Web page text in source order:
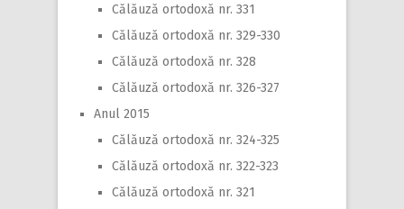
Călăuză ortodoxă nr. 331
Călăuză ortodoxă nr. 329-330
Călăuză ortodoxă nr. 328
Călăuză ortodoxă nr. 326-327
Anul 2015
Călăuză ortodoxă nr. 324-325
Călăuză ortodoxă nr. 322-323
Călăuză ortodoxă nr. 321